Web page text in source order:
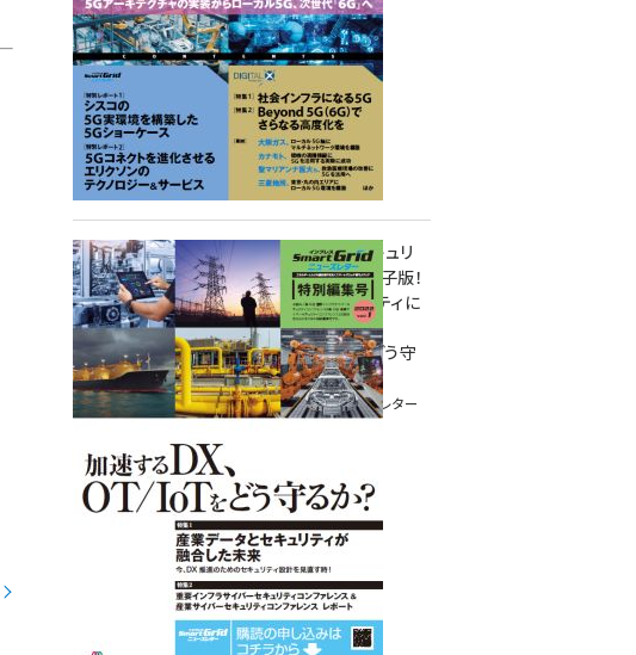
重要インフラサイバーセキュリ
ティコンファレンス特別電子版！
― 産業サイバーセキュリティに
関わる全ての方へ！ ―
加速するDX、OT/IoTをどう守
るか？
インプレス SmartGridニューズレター